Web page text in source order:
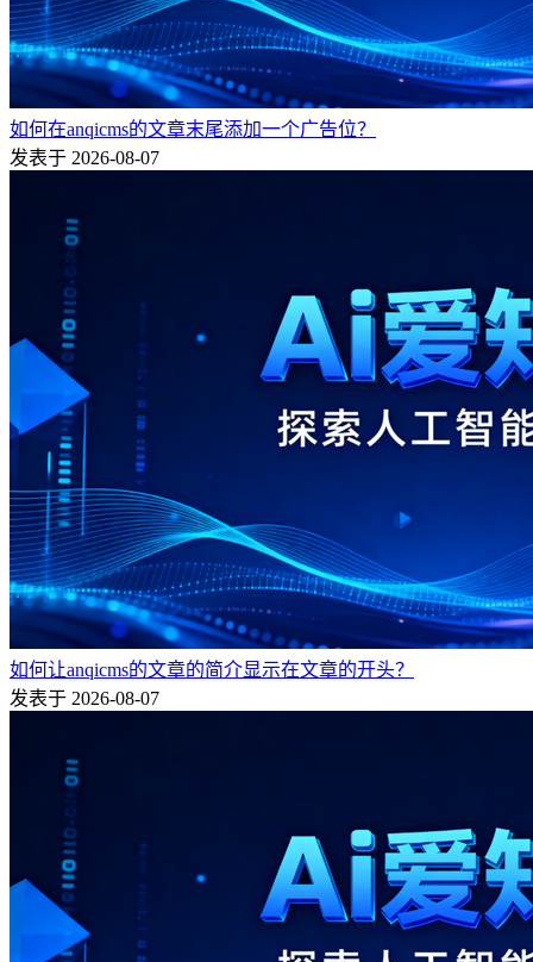
如何在anqicms的文章末尾添加一个广告位？
发表于 2026-08-07
如何让anqicms的文章的简介显示在文章的开头？
发表于 2026-08-07